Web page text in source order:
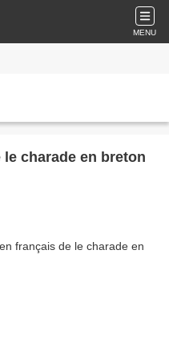
MENU
charade en breton